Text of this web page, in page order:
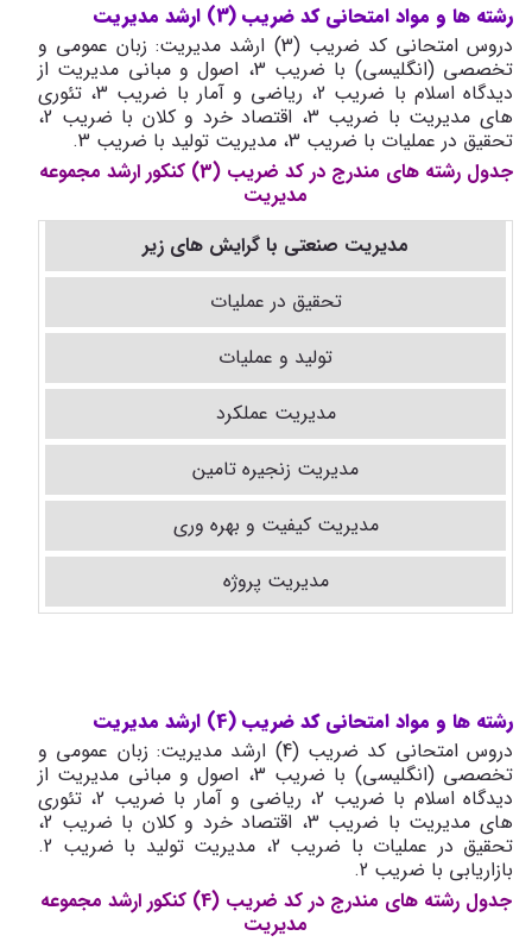
رشته ها و مواد امتحانی کد ضریب (3) ارشد مدیریت
دروس امتحانی کد ضریب (3) ارشد مدیریت: زبان عمومی و
تخصصی (انگلیسی) با ضریب 3، اصول و مبانی مدیریت از
دیدگاه اسلام با ضریب 2، ریاضی و آمار با ضریب 3، تئوری
های مدیریت با ضریب 3، اقتصاد خرد و کلان با ضریب 2،
تحقیق در عملیات با ضریب 3، مدیریت تولید با ضریب 3.
جدول رشته های مندرج در کد ضریب (3) کنکور ارشد مجموعه
مدیریت
مدیریت صنعتی با گرایش های زیر
تحقیق در عملیات
تولید و عملیات
مدیریت عملکرد
مدیریت زنجیره تامین
مدیریت کیفیت و بهره وری
مدیریت پروژه
رشته ها و مواد امتحانی کد ضریب (4) ارشد مدیریت
دروس امتحانی کد ضریب (4) ارشد مدیریت: زبان عمومی و
تخصصی (انگلیسی) با ضریب 3، اصول و مبانی مدیریت از
دیدگاه اسلام با ضریب 2، ریاضی و آمار با ضریب 2، تئوری
های مدیریت با ضریب 3، اقتصاد خرد و کلان با ضریب 2،
تحقیق در عملیات با ضریب 2، مدیریت تولید با ضریب 2.
بازاریابی با ضریب 2.
جدول رشته های مندرج در کد ضریب (4) کنکور ارشد مجموعه
مدیریت